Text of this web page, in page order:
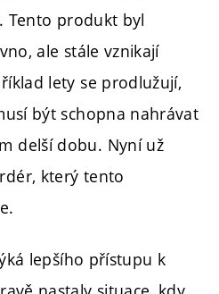
Tento produkt byl
ale stále vznikají
lety se prodlužují,
být schopna nahrávat
delší dobu. Nyní už
který tento
lepšího přístupu k